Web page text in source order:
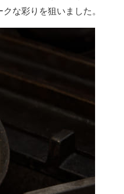
な彩りを狙いました。